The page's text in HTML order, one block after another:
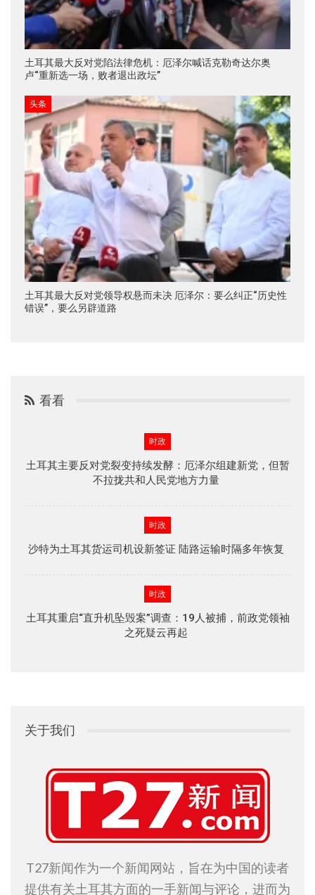
土耳其最大反对党陷法律危机：厄泽尔喊话克勒奇达尔奥
卢“重新选一场，败者退出政坛”
头条
土耳其最大反对党领导权悬而未决 厄泽尔：要么纠正“历史性
错误”，要么另辟道路
看看
时政
土耳其主要反对党裂变持续发酵：厄泽尔组建新党，但暂
不拉拢共和人民党地方力量
时政
沙特为土耳其货运司机设新签证 陆路运输时隔多年恢复
时政
土耳其重启“直升机坠毁案”调查：19人被捕，前政党领袖
之死疑云再起
关于我们
T27新闻作为一个新闻网站，旨在为中国的读者
提供有关土耳其方面的一手新闻与评论，进而为